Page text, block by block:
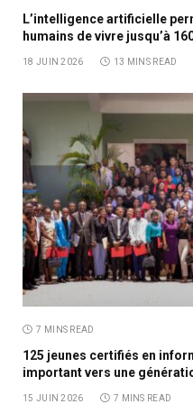
L’intelligence artificielle
humains de vivre jusqu’à
18 JUIN 2026 13 MINS READ
7 MINS READ
125 jeunes certifiés en
important vers une
15 JUIN 2026 7 MINS READ